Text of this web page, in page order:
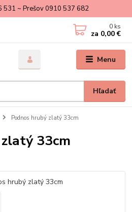
531 ~ Prešov 0910 537 682
Menu
Hľadať
0 ks
za 0,00 €
Podnos hrubý zlatý 33cm
33cm